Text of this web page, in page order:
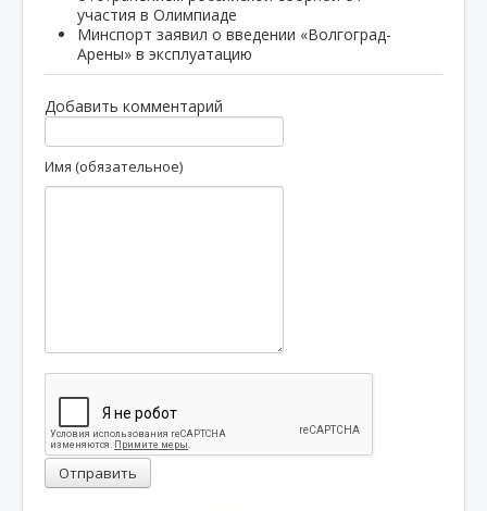
участия в Олимпиаде
Минспорт заявил о введении «Волгоград-
Арены» в эксплуатацию
Добавить комментарий
Имя (обязательное)
Отправить